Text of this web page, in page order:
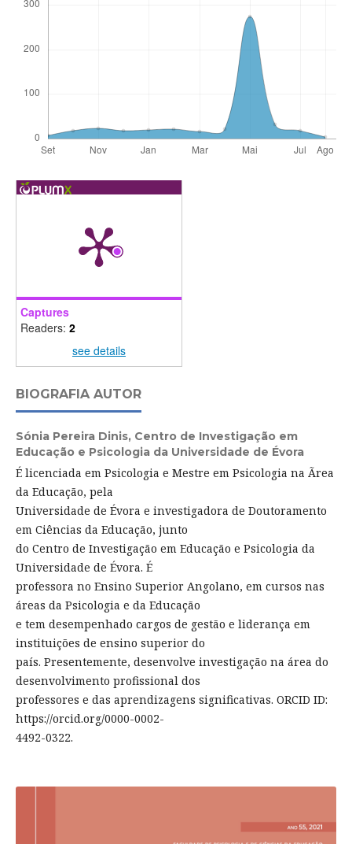
Captures
Readers: 2
see details
BIOGRAFIA AUTOR
Sónia Pereira Dinis, Centro de Investigação em
Educação e Psicologia da Universidade de Évora
É licenciada em Psicologia e Mestre em Psicologia na Ãrea
da Educação, pela
Universidade de Évora e investigadora de Doutoramento
em Ciências da Educação, junto
do Centro de Investigação em Educação e Psicologia da
Universidade de Évora. É
professora no Ensino Superior Angolano, em cursos nas
áreas da Psicologia e da Educação
e tem desempenhado cargos de gestão e liderança em
instituições de ensino superior do
país. Presentemente, desenvolve investigação na área do
desenvolvimento profissional dos
professores e das aprendizagens significativas. ORCID ID:
https://orcid.org/0000-0002-
4492-0322.